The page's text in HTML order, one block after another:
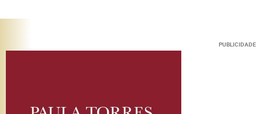
PUBLICIDADE